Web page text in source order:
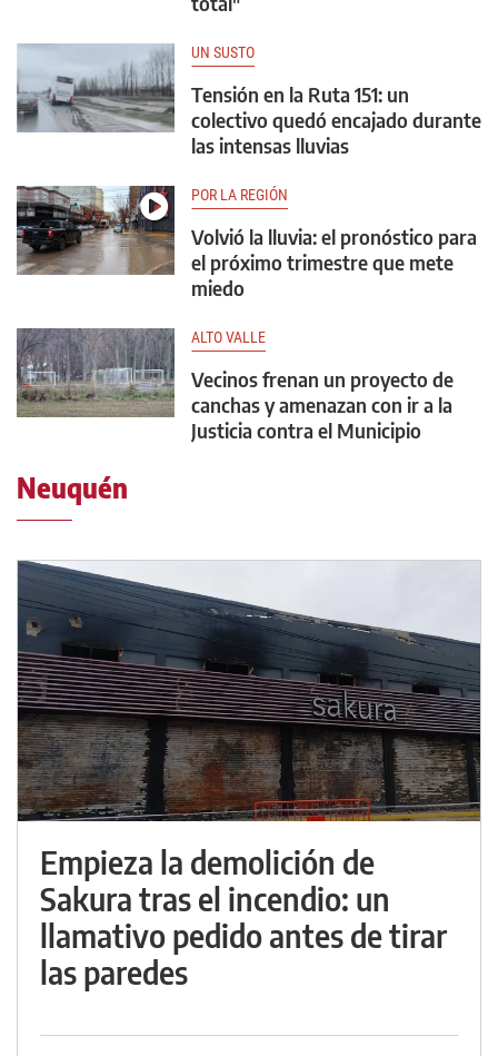
UN SUSTO
Tensión en la Ruta 151: un
colectivo quedó encajado durante
las intensas lluvias
POR LA REGIÓN
Volvió la lluvia: el pronóstico para
el próximo trimestre que mete
miedo
ALTO VALLE
Vecinos frenan un proyecto de
canchas y amenazan con ir a la
Justicia contra el Municipio
Neuquén
Empieza la demolición de
Sakura tras el incendio: un
llamativo pedido antes de tirar
las paredes